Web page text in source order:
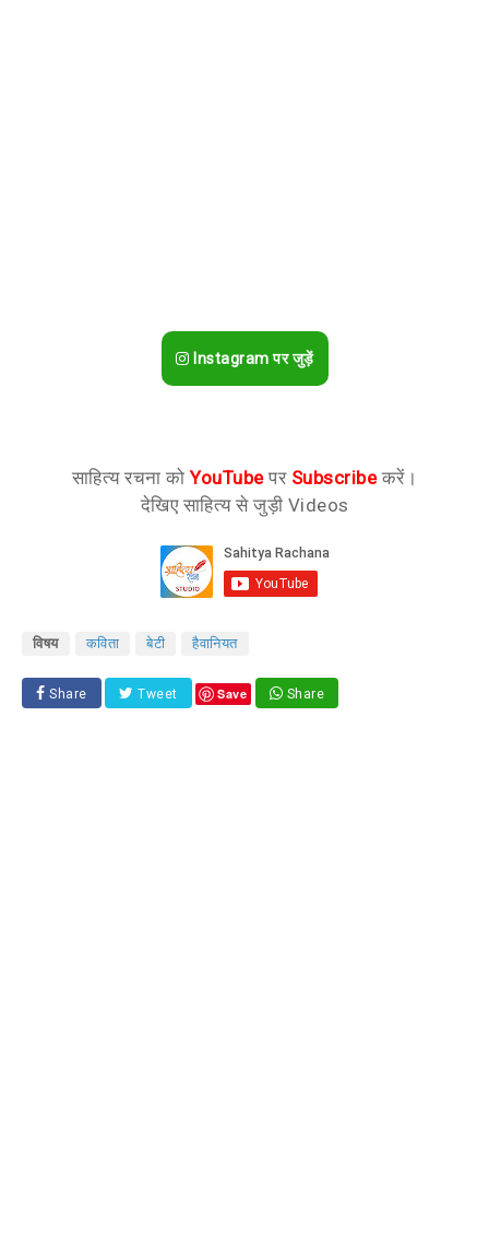
Instagram पर जुड़ें
साहित्य रचना कोYouTubeपर Subscribeकरें।
देखिए साहित्य से जुड़ी Videos
विषय कविता बेटी हैवानियत
Share Tweet Save Share